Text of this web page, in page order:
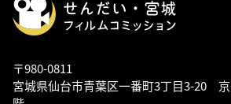
〒980-0811
宮城県仙台市青葉区一番町3丁目3-20